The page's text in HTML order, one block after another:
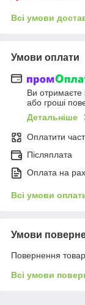
Всі умови
Умови оплати
Ви отримаєте
або гроші
Детальніше
Оплатити
Післяплата
Оплата на
Всі умови
Умови
Повернення
Всі умови